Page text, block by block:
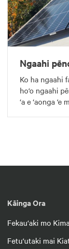
Ngaahi
Ko ha ngaahi
ho‘o ngaahi
‘a e ‘aonga ‘e
Kāinga Ora
Fekau‘aki mo
Fetu‘utaki mai